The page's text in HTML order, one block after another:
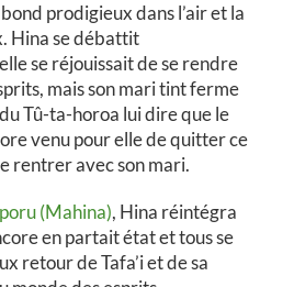
prodigieux dans l’air et la
Hina se débattit
se réjouissait de se rendre
mais son mari tint ferme
Tû-ta-horoa lui dire que le
venu pour elle de quitter ce
rentrer avec son mari.
(Mahina), Hina réintégra
en partait état et tous se
retour de Tafa’i et de sa